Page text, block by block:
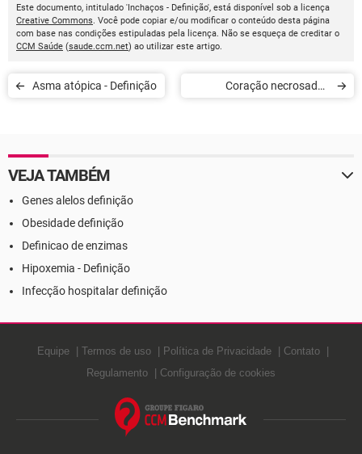
Este documento, intitulado 'Inchaços - Definição', está disponível sob a licença
Creative Commons. Você pode copiar e/ou modificar o conteúdo desta página
com base nas condições estipuladas pela licença. Não se esqueça de creditar o
CCM Saúde (saude.ccm.net) ao utilizar este artigo.
Asma atópica - Definição
Coração necrosado -
VEJA TAMBÉM
Genes alelos definição
Obesidade definição
Definicao de enzimas
Hipoxemia - Definição
Infecção hospitalar definição
Equipe Termos de uso Política de Privacidade
Contato
Regulamento
Configuração de cookies